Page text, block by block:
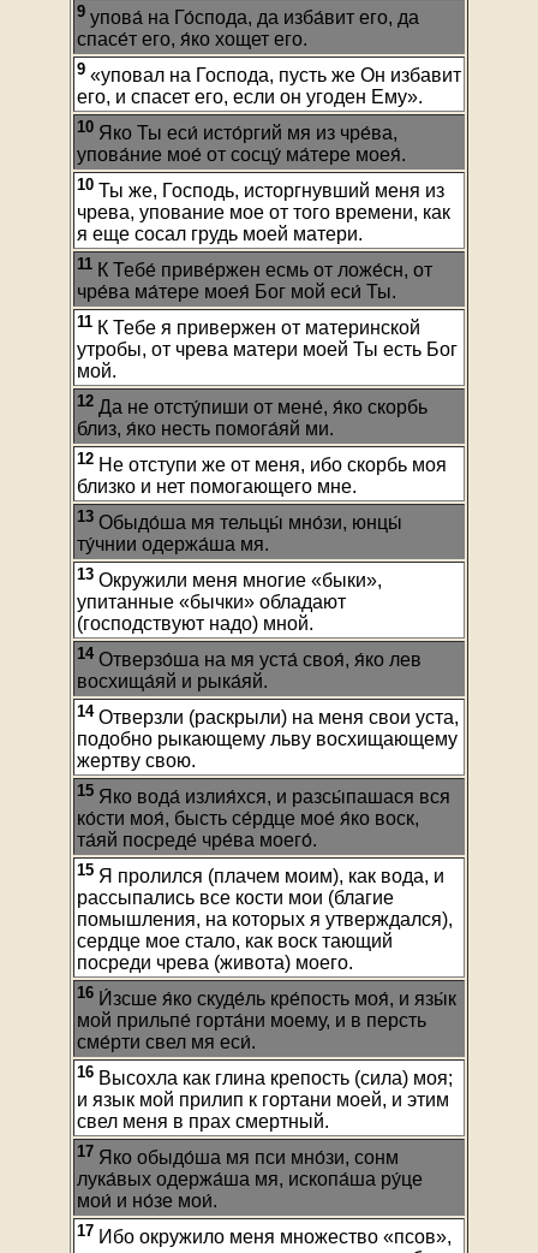
9 упова́ на Го́спода, да изба́вит его, да
спасе́т его, я́ко хощет его.
9 «уповал на Господа, пусть же Он избавит
его, и спасет его, если он угоден Ему».
10 Яко Ты еси́ исто́ргий мя из чре́ва,
упова́ние мое́ от сосцу́ ма́тере моея́.
10 Ты же, Господь, исторгнувший меня из
чрева, упование мое от того времени, как
я еще сосал грудь моей матери.
11 К Тебе́ приве́ржен есмь от ложе́сн, от
чре́ва ма́тере моея́ Бог мой еси́ Ты.
11 К Тебе я привержен от материнской
утробы, от чрева матери моей Ты есть Бог
мой.
12 Да не отсту́пиши от мене́, я́ко скорбь
близ, я́ко несть помога́яй ми.
12 Не отступи же от меня, ибо скорбь моя
близко и нет помогающего мне.
13 Обыдо́ша мя тельцы́ мно́зи, юнцы́
ту́чнии одержа́ша мя.
13 Окружили меня многие «быки»,
упитанные «бычки» обладают
(господствуют надо) мной.
14 Отверзо́ша на мя уста́ своя́, я́ко лев
восхища́яй и рыка́яй.
14Отверзли (раскрыли) на меня свои уста,
подобно рыкающему льву восхищающему
жертву свою.
15 Яко вода́ излия́хся, и разсы́пашася вся
ко́сти моя́, бысть се́рдце мое́ я́ко воск,
та́яй посреде́ чре́ва моего́.
15 Я пролился (плачем моим), как вода, и
рассыпались все кости мои (благие
помышления, на которых я утверждался),
сердце мое стало, как воск тающий
посреди чрева (живота) моего.
16 И́зсше я́ко скуде́ль кре́пость моя́, и язы́к
мой прильпе́ горта́ни моему, и в персть
сме́рти свел мя еси́.
16 Высохла как глина крепость (сила) моя;
и язык мой прилип к гортани моей, и этим
свел меня в прах смертный.
17 Яко обыдо́ша мя пси мно́зи, сонм
лука́вых одержа́ша мя, ископа́ша ру́це
мои́ и но́зе мои́.
17 Ибо окружило меня множество «псов»,